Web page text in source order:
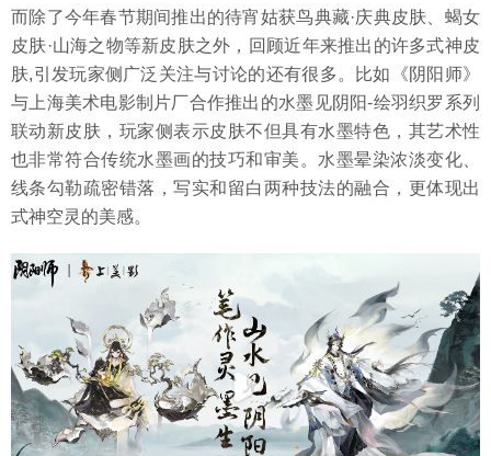
而除了今年春节期间推出的待宵姑获鸟典藏·庆典皮肤、蝎女
皮肤·山海之物等新皮肤之外，回顾近年来推出的许多式神皮
肤,引发玩家侧广泛关注与讨论的还有很多。比如《阴阳师》
与上海美术电影制片厂合作推出的水墨见阴阳-绘羽织罗系列
联动新皮肤，玩家侧表示皮肤不但具有水墨特色，其艺术性
也非常符合传统水墨画的技巧和审美。水墨晕染浓淡变化、
线条勾勒疏密错落，写实和留白两种技法的融合，更体现出
式神空灵的美感。